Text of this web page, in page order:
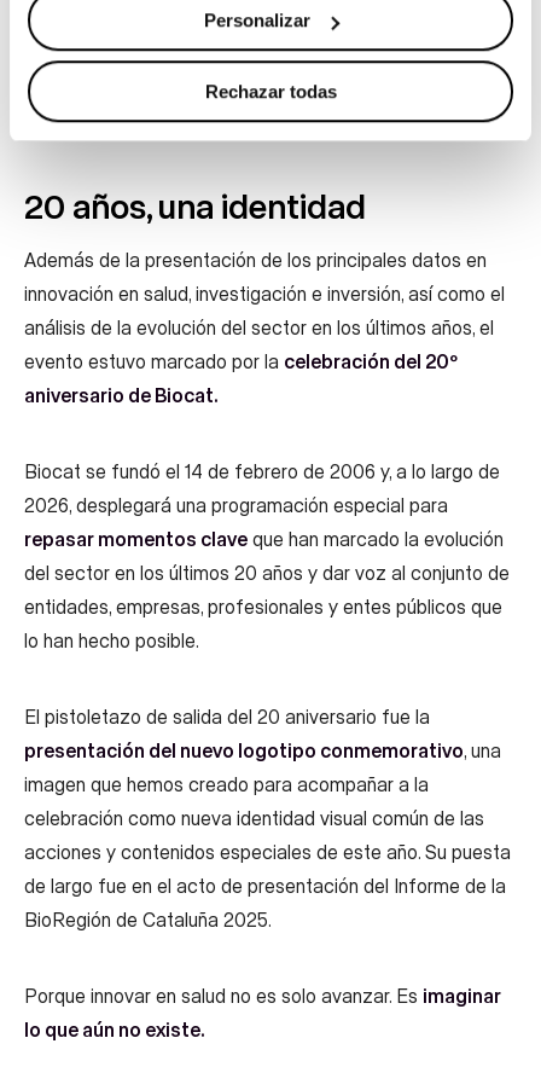
Personalizar
Rechazar todas
SALVADOR ILLA
PRESIDENTE DE LA GENERALITAT
20 años, una identidad
Además de la presentación de los principales datos en
innovación en salud, investigación e inversión, así como el
análisis de la evolución del sector en los últimos años, el
evento estuvo marcado por la celebración del 20º
aniversario de Biocat.
Biocat se fundó el 14 de febrero de 2006 y, a lo largo de
2026, desplegará una programación especial para
repasar momentos clave que han marcado la evolución
del sector en los últimos 20 años y dar voz al conjunto de
entidades, empresas, profesionales y entes públicos que
lo han hecho posible.
El pistoletazo de salida del 20 aniversario fue la
presentación del nuevo logotipo conmemorativo, una
imagen que hemos creado para acompañar a la
celebración como nueva identidad visual común de las
acciones y contenidos especiales de este año. Su puesta
de largo fue en el acto de presentación del Informe de la
BioRegión de Cataluña 2025.
Porque innovar en salud no es solo avanzar. Es imaginar
lo que aún no existe.